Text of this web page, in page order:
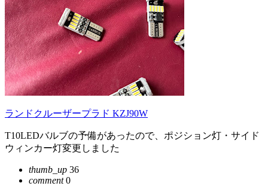
ランドクルーザープラド KZJ90W
T10LEDバルブの予備があったので、ポジション灯・サイド
ウィンカー灯変更しました
thumb_up 36
comment0